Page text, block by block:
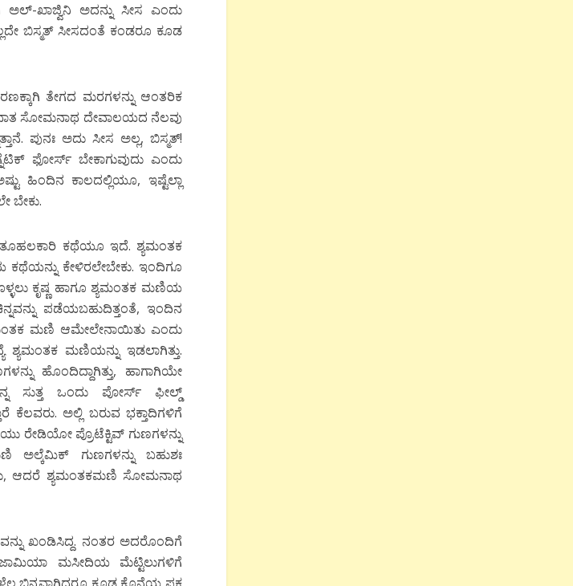
ಅಲ್-ಖಾಜ್ವಿನಿ ಅದನ್ನು ಸೀಸ ಎಂದು
ಬಿಸ್ಮತ್ ಸೀಸದಂತೆ ಕಂಡರೂ ಕೂಡ
ತೇಗದ ಮರಗಳನ್ನು ಆಂತರಿಕ
ಸೋಮನಾಥ ದೇವಾಲಯದ ನೆಲವು
ಪುನಃ ಅದು ಸೀಸ ಅಲ್ಲ, ಬಿಸ್ಮತ್!
ಫೋರ್ಸ್ ಬೇಕಾಗುವುದು ಎಂದು
ಹಿಂದಿನ ಕಾಲದಲ್ಲಿಯೂ, ಇಷ್ಟೆಲ್ಲಾ
ಬೇಕು.
ಕಥೆಯೂ ಇದೆ. ಶ್ಯಮಂತಕ
ಕೇಳಿರಲೇಬೇಕು. ಇಂದಿಗೂ
ಕೃಷ್ಣ ಹಾಗೂ ಶ್ಯಮಂತಕ ಮಣಿಯ
ಪಡೆಯಬಹುದಿತ್ತಂತೆ, ಇಂದಿನ
ಮಣಿ ಆಮೇಲೇನಾಯಿತು ಎಂದು
ಮಣಿಯನ್ನು ಇಡಲಾಗಿತ್ತು.
ಹೊಂದಿದ್ದಾಗಿತ್ತು, ಹಾಗಾಗಿಯೇ
ಸುತ್ತ ಒಂದು ಪೋರ್ಸ್ ಫೀಲ್ಡ್
ಕೆಲವರು. ಅಲ್ಲಿ ಬರುವ ಭಕ್ತಾದಿಗಳಿಗೆ
ರೇಡಿಯೋ ಪ್ರೊಟೆಕ್ಟಿವ್ ಗುಣಗಳನ್ನು
ಅಲ್ಕೆಮಿಕ್ ಗುಣಗಳನ್ನು ಬಹುಶಃ
ಆದರೆ ಶ್ಯಮಂತಕಮಣಿ ಸೋಮನಾಥ
ಖಂಡಿಸಿದ್ದ. ನಂತರ ಅದರೊಂದಿಗೆ
ಜಾಮಿಯಾ ಮಸೀದಿಯ ಮೆಟ್ಟಿಲುಗಳಿಗೆ